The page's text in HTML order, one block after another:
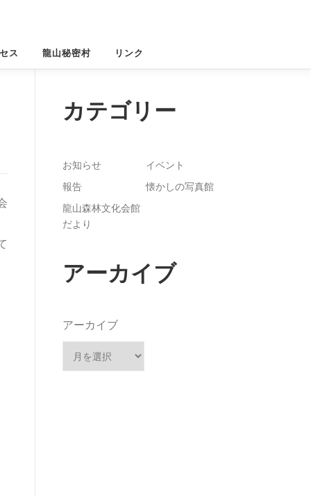
ス 龍山秘密村 リンク
カテゴリー
お知らせ
イベント
報告
懐かしの写真館
龍山森林文化会館
だより
アーカイブ
アーカイブ